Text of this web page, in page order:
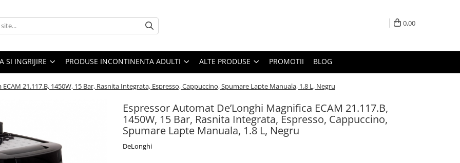
0,00
SI INGRIJIRE PRODUSE INCONTINENTA ADULTI ALTE PRODUSE PROMOTII BLOG
21.117.B, 1450W, 15 Bar, Rasnita Integrata, Espresso, Cappuccino, Spumare Lapte Manuala, 1.8 L, Negru
Espressor Automat De’Longhi Magnifica ECAM 21.117.B,
1450W, 15 Bar, Rasnita Integrata, Espresso, Cappuccino,
Spumare Lapte Manuala, 1.8 L, Negru
DeLonghi